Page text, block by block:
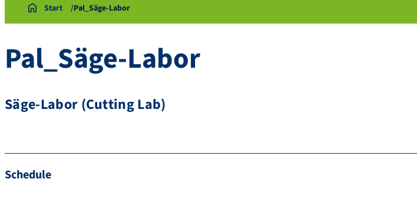
Start Pal_Säge-Labor
Pal_Säge-Labor
Säge-Labor (Cutting Lab)
Schedule